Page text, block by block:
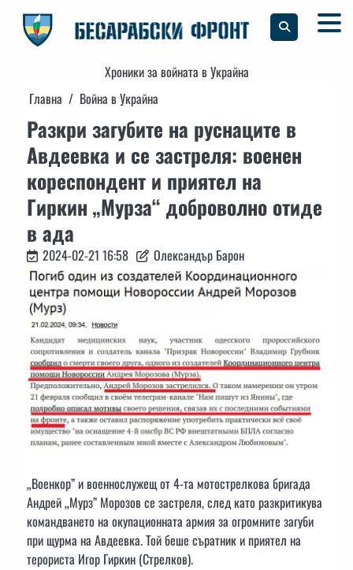
content
Хроники за войната в Украйна
Главна
Война в Украйна
Разкри загубите на руснаците в
Авдеевка и се застреля: военен
кореспондент и приятел на
Гиркин „Мурза“ доброволно отиде
в ада
2024-02-21 16:58 Олександър Барон
„Военкор” и военнослужещ от 4-та мотострелкова бригада
Андрей „Мурз” Морозов се застреля, след като разкритикува
командването на окупационната армия за огромните загуби
при щурма на Авдеевка. Той беше съратник и приятел на
терориста Игор Гиркин (Стрелков).